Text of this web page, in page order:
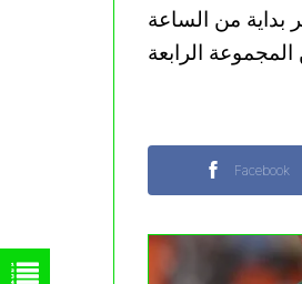
الجديان مع المنتخب الجزائري يوم 3 ديسمبر بداية من الساعة
Facebook